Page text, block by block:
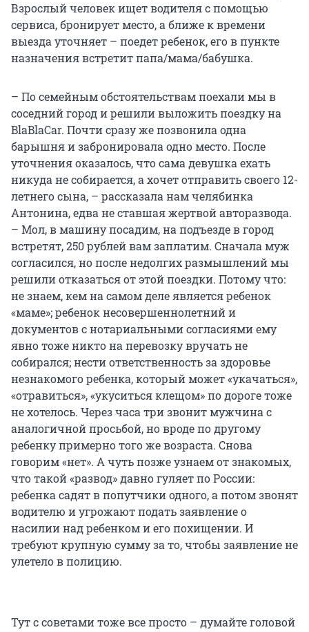
Взрослый человек ищет водителя с помощью
сервиса, бронирует место, а ближе к времени
выезда уточняет – поедет ребенок, его в пункте
назначения встретит папа/мама/бабушка.
– По семейным обстоятельствам поехали мы в
соседний город и решили выложить поездку на
BlaBlaCar. Почти сразу же позвонила одна
барышня и забронировала одно место. После
уточнения оказалось, что сама девушка ехать
никуда не собирается, а хочет отправить своего 12-
летнего сына, – рассказала нам челябинка
Антонина, едва не ставшая жертвой авторазвода.
– Мол, в машину посадим, на подъезде в город
встретят, 250 рублей вам заплатим. Сначала муж
согласился, но после недолгих размышлений мы
решили отказаться от этой поездки. Потому что:
не знаем, кем на самом деле является ребенок
«маме»; ребенок несовершеннолетний и
документов с нотариальными согласиями ему
явно тоже никто на перевозку вручать не
собирался; нести ответственность за здоровье
незнакомого ребенка, который может «укачаться»,
«отравиться», «укуситься клещом» по дороге тоже
не хотелось. Через часа три звонит мужчина с
аналогичной просьбой, но вроде по другому
ребенку примерно того же возраста. Снова
говорим «нет». А чуть позже узнаем от знакомых,
что такой «развод» давно гуляет по России:
ребенка садят в попутчики одного, а потом звонят
водителю и угрожают подать заявление о
насилии над ребенком и его похищении. И
требуют крупную сумму за то, чтобы заявление не
улетело в полицию.
Тут с советами тоже все просто – думайте головой